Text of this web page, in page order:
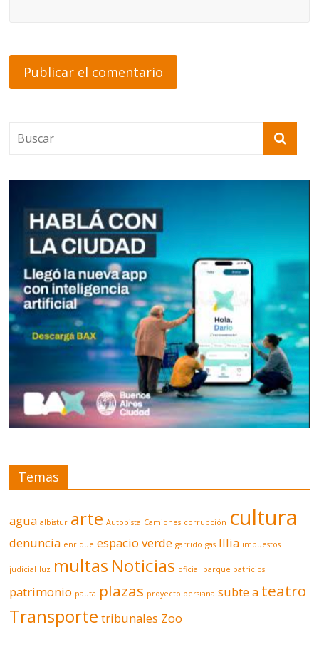
Temas
agua albistur arte Autopista Camiones corrupción cultura
denuncia enrique espacio verde garrido gas Illia impuestos
judicial luz multas Noticias oficial parque patricios
patrimonio pauta plazas proyecto persiana subte a teatro
Transporte tribunales Zoo